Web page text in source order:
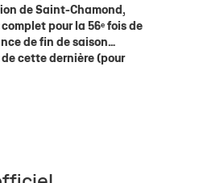
de Saint-Chamond,
pour la 56ᵉ fois de
de fin de saison…
cette dernière (pour